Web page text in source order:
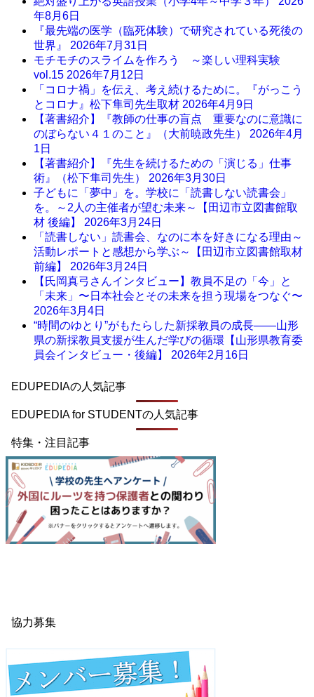
年8月6日
『最先端の医学（臨死体験）で研究されている死後の
世界』 2026年7月31日
モチモチのスライムを作ろう ～楽しい理科実験
vol.15 2026年7月12日
「コロナ禍」を伝え、考え続けるために。『がっこう
とコロナ』松下隼司先生取材 2026年4月9日
【著書紹介】『教師の仕事の盲点 重要なのに意識に
のぼらない４１のこと』（大前暁政先生） 2026年4月
1日
【著書紹介】『先生を続けるための「演じる」仕事
術』（松下隼司先生） 2026年3月30日
子どもに「夢中」を。学校に「読書しない読書会」
を。～2人の主催者が望む未来～【田辺市立図書館取
材 後編】 2026年3月24日
「読書しない」読書会、なのに本を好きになる理由～
活動レポートと感想から学ぶ～【田辺市立図書館取材
前編】 2026年3月24日
【氏岡真弓さんインタビュー】教員不足の「今」と
「未来」〜日本社会とその未来を担う現場をつなぐ〜
2026年3月4日
“時間のゆとり”がもたらした新採教員の成長――山形
県の新採教員支援が生んだ学びの循環【山形県教育委
員会インタビュー・後編】 2026年2月16日
EDUPEDIAの人気記事
EDUPEDIA for STUDENTの人気記事
特集・注目記事
協力募集